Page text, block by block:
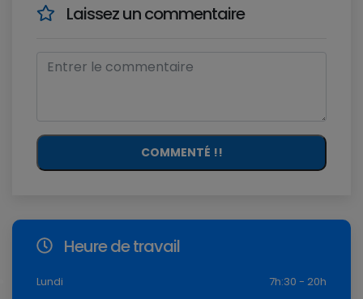
Laissez un commentaire
COMMENTÉ !!
Heure de travail
Lundi 7h:30 - 20h